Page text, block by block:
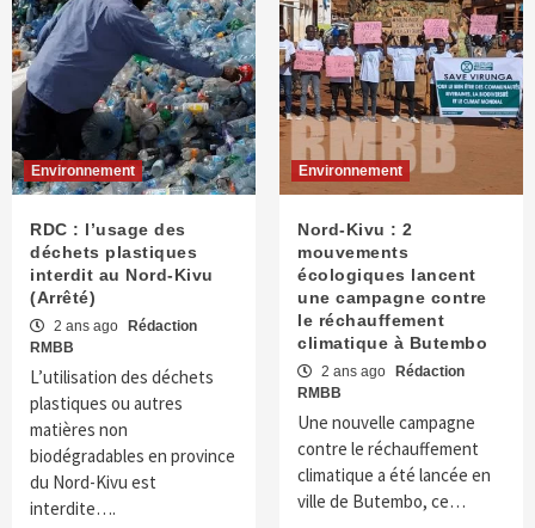
Environnement
RDC : l’usage des
déchets plastiques
interdit au Nord-Kivu
(Arrêté)
2 ans ago
Rédaction
RMBB
L’utilisation des déchets
plastiques ou autres
matières non
biodégradables en province
du Nord-Kivu est
interdite….
Environnement
Nord-Kivu : 2
mouvements
écologiques lancent
une campagne contre
le réchauffement
climatique à Butembo
2 ans ago
Rédaction
RMBB
Une nouvelle campagne
contre le réchauffement
climatique a été lancée en
ville de Butembo, ce…